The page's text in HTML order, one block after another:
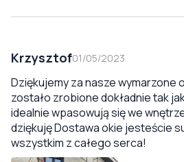
Krzysztof01/05/2023
Dziękujemy za nasze wymarzone
zostało zrobione dokładnie tak
idealnie wpasowują się we
dziękuję Dostawa okie jesteście
wszystkim z całego serca!